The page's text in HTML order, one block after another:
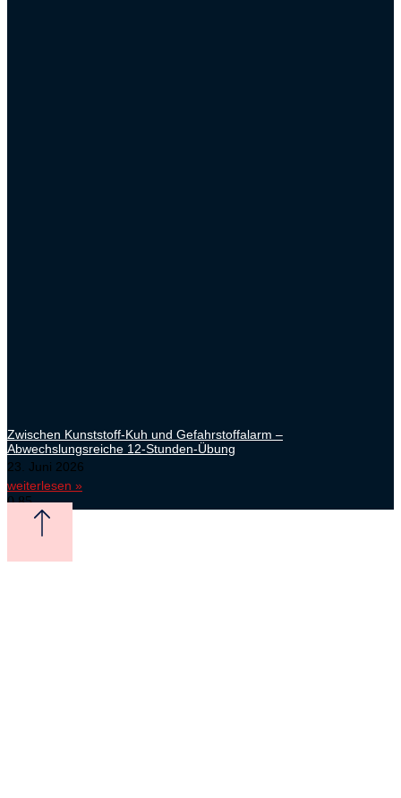
Zwischen Kunststoff-Kuh und Gefahrstoffalarm –
Abwechslungsreiche 12-Stunden-Übung
23. Juni 2026
weiterlesen »